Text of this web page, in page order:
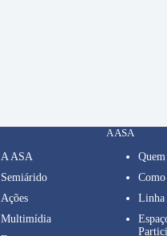
A ASA
Semiárido
Ações
Multimídia
A ASA
Linha